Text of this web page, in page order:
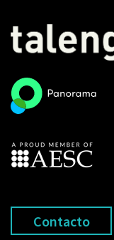
Contacto